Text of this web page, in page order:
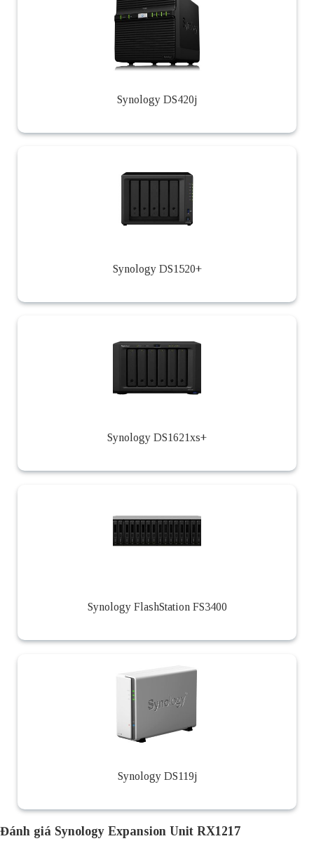
Synology DS420j
Synology DS1520+
Synology DS1621xs+
Synology FlashStation FS3400
Synology DS119j
Đánh giá Synology Expansion Unit RX1217